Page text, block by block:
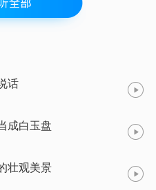
讲故事、会开玩笑、会温柔
集，李白都会带阿贝贝走进
力量…… 孩子将收获什么？ ①
语文学习基础 ②培养理解
用语言表达情绪，在古诗中
子共听。让古诗，成为孩子童
话
成白玉盘
壮观美景